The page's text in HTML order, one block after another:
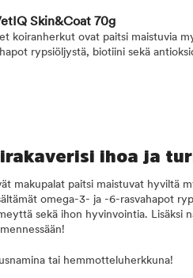
Skin&Coat 70g
koiranherkut ovat paitsi maistuvia
rypsiöljystä, biotiini sekä
ihoa ja
makupalat paitsi maistuvat hyviltä
omega-3- ja -6-rasvahapot
sekä ihon hyvinvointia. Lisäksi
tai hemmotteluherkkuna!